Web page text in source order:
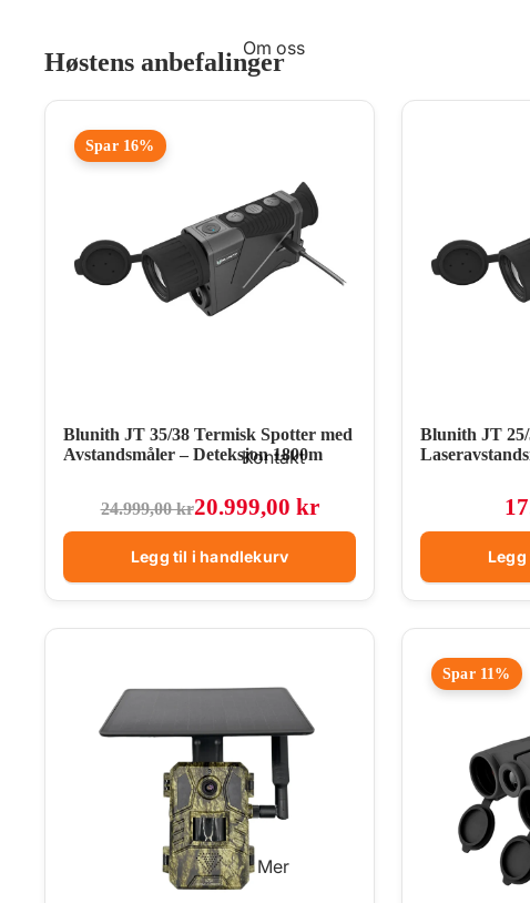
Om oss
Kontakt
Mer
Høstens anbefalinger
Spar 16%
Blunith JT 35/38 Termisk Spotter med
Avstandsmåler – Deteksjon 1800m
24.999,00 kr20.999,00 kr
Legg til i handlekurv
Blunith JT
Spar 11%